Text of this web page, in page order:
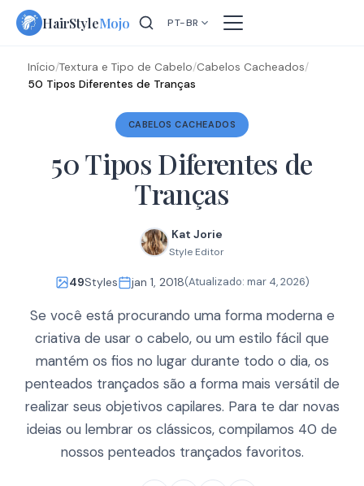
Skip
HairStyleMojo PT-BR
Início/Textura e Tipo de Cabelo/Cabelos Cacheados/
50 Tipos Diferentes de Tranças
CABELOS CACHEADOS
50 Tipos Diferentes de
Tranças
Kat Jorie
Style Editor
49Styles jan 1, 2018(Atualizado: mar 4, 2026)
Se você está procurando uma forma moderna e
criativa de usar o cabelo, ou um estilo fácil que
mantém os fios no lugar durante todo o dia, os
penteados trançados são a forma mais versátil de
realizar seus objetivos capilares. Para te dar novas
ideias ou lembrar os clássicos, compilamos 40 de
nossos penteados trançados favoritos.